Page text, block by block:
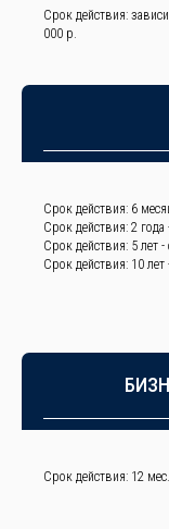
Срок действия:
000 р.
Срок действия: 6
Срок действия: 2 года
Срок действия: 5 лет -
Срок действия: 10 лет
Срок действия: 12